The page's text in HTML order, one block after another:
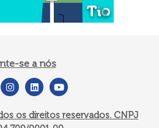
se a nós
os direitos reservados. CNPJ